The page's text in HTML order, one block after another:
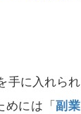
手に入れられ
には「 副業